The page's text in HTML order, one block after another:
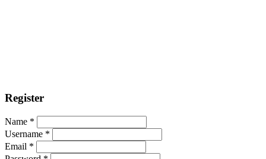
Register
Name *
Username *
Email *